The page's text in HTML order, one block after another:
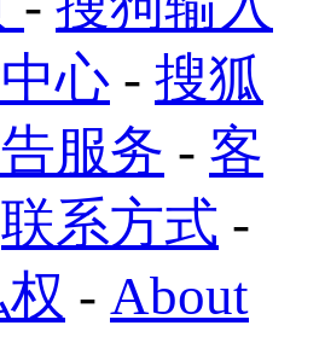
心 - 搜狐
服务 - 客
联系方式 -
- About